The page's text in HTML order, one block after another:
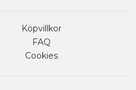
Köpvillkor
FAQ
Cookies